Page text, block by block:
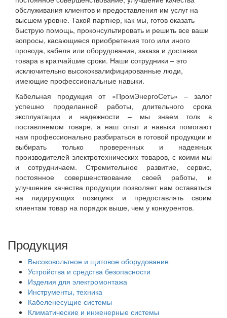
обслуживания клиентов и предоставления им услуг на
высшем уровне. Такой партнер, как мы, готов оказать
быструю помощь, проконсультировать и решить все ваши
вопросы, касающиеся приобретения того или иного
провода, кабеля или оборудования, заказа и доставки
товара в кратчайшие сроки. Наши сотрудники – это
исключительно высококвалифицированные люди,
имеющие профессиональные навыки.
Кабельная продукция от «ПромЭнергоСеть» – залог
успешно проделанной работы, длительного срока
эксплуатации и надежности – мы знаем толк в
поставляемом товаре, а наш опыт и навыки помогают
нам профессионально разбираться в готовой продукции и
выбирать только проверенных и надежных
производителей электротехнических товаров, с коими мы
и сотрудничаем. Стремительное развитие, сервис,
постоянное совершенствование своей работы, и
улучшение качества продукции позволяет нам оставаться
на лидирующих позициях и предоставлять своим
клиентам товар на порядок выше, чем у конкурентов.
Продукция
Высоковольтное и щитовое оборудование
Устройства и средства безопасности
Изделия для электромонтажа
Инструменты, техника
Кабеленесущие системы
Климатические и инженерные системы